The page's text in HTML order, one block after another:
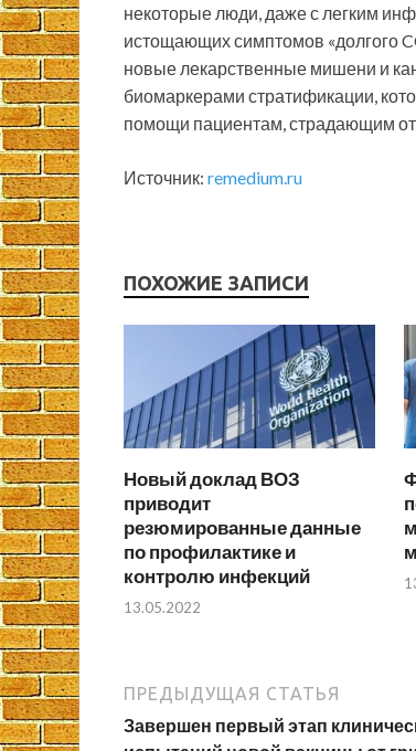
некоторые люди, даже с легким
истощающих симптомов «долгого
новые лекарственные мишени и
биомаркерами стратификации,
помощи пациентам, страдающим
Источник: remedium.ru
ПОХОЖИЕ ЗАПИСИ
Новый доклад ВОЗ
приводит
резюмированные данные
по профилактике и
контролю инфекций
13.05.2022
ПРЕДЫДУЩАЯ СТАТЬЯ
Завершен первый этап